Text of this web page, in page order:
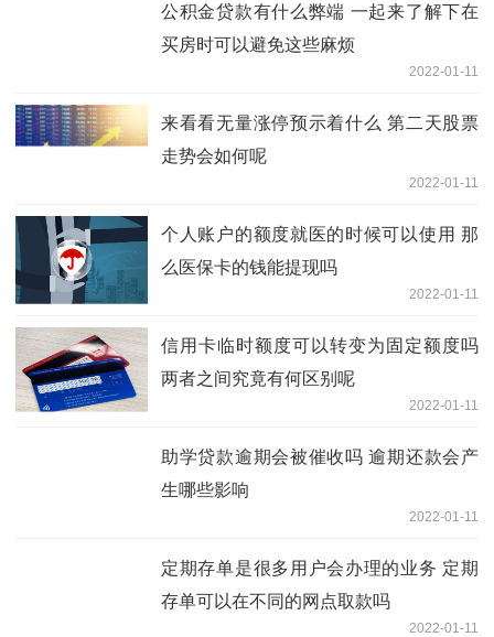
公积金贷款有什么弊端 一起来了解下在
买房时可以避免这些麻烦
2022-01-11
来看看无量涨停预示着什么 第二天股票
走势会如何呢
2022-01-11
个人账户的额度就医的时候可以使用 那
么医保卡的钱能提现吗
2022-01-11
信用卡临时额度可以转变为固定额度吗
两者之间究竟有何区别呢
2022-01-11
助学贷款逾期会被催收吗 逾期还款会产
生哪些影响
2022-01-11
定期存单是很多用户会办理的业务 定期
存单可以在不同的网点取款吗
2022-01-11